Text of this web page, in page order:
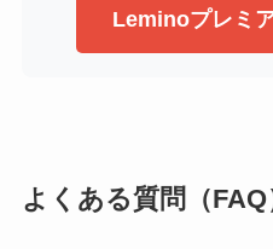
Leminoプレミ
よくある質問（FAQ